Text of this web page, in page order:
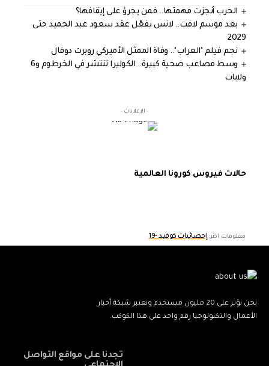
الحرب أنجزت مهمتها.. فمن يجرؤ على إيقافها؟
بعد موسم لافت.. لانس يفعّل عقد سعود عبد الحميد حتى
2029
نجم فيلم "العراب".. وفاة الممثل الأميركي روبرت دوفال
وسط مصاعب صحية كبيرة.. الكوليرا تنتشر في الخرطوم و6
ولايات
- الإعلانات -
حالات فيروس كورونا العالمية
معلومات اكثر:إحصائيات كوفيد -19
نحن نؤثر على 20 مليون مستخدم ونعتبر شبكة أخبار
الأعمال والتكنولوجيا رقم واحد على هذا الكوكب.
تجدنا على مواقع التواصل